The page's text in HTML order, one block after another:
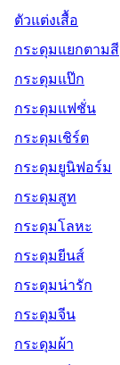
ตัวแต่งเสื้อ
กระดุมแยกตามสี
กระดุมแป๊ก
กระดุมแฟชั่น
กระดุมเชิร์ต
กระดุมยูนิฟอร์ม
กระดุมสูท
กระดุมโลหะ
กระดุมยีนส์
กระดุมน่ารัก
กระดุมจีน
กระดุมผ้า